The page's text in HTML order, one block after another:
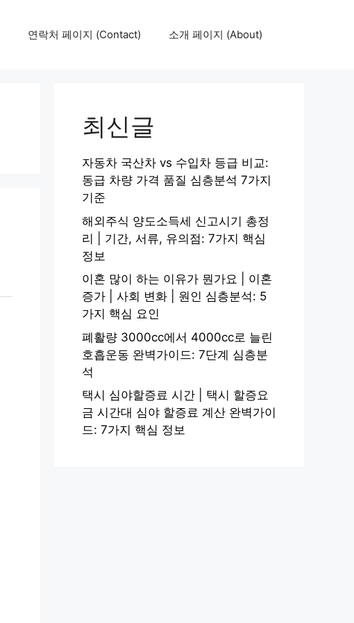
연락처 페이지 (Contact) 소개 페이지 (About)
최신글
자동차 국산차 vs 수입차 등급 비교:
동급 차량 가격 품질 심층분석 7가지
기준
해외주식 양도소득세 신고시기 총정
리 | 기간, 서류, 유의점: 7가지 핵심
정보
이혼 많이 하는 이유가 뭔가요 | 이혼
증가 | 사회 변화 | 원인 심층분석: 5
가지 핵심 요인
폐활량 3000cc에서 4000cc로 늘린
호흡운동 완벽가이드: 7단계 심층분
석
택시 심야할증료 시간 | 택시 할증요
금 시간대 심야 할증료 계산 완벽가이
드: 7가지 핵심 정보